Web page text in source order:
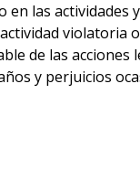
las actividades
violatoria
de las acciones
y perjuicios